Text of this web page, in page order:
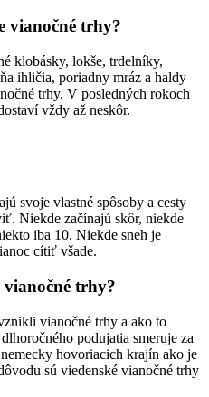
vianočné trhy?
klobásky, lokše, trdelníky,
ihličia, poriadny mráz a haldy
trhy. V posledných rokoch
vždy až neskôr.
svoje vlastné spôsoby a cesty
Niekde začínajú skôr, niekde
iba 10. Niekde sneh je
cítiť všade.
trhy?
vianočné trhy a ako to
podujatia smeruje za
hovoriacich krajín ako je
sú viedenské vianočné trhy